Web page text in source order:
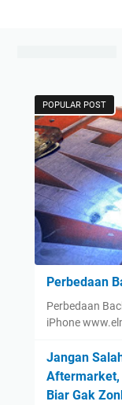
POPULAR POST
Perbedaan
Perbedaan
iPhone
Jangan
Aftermarket,
Biar Gak